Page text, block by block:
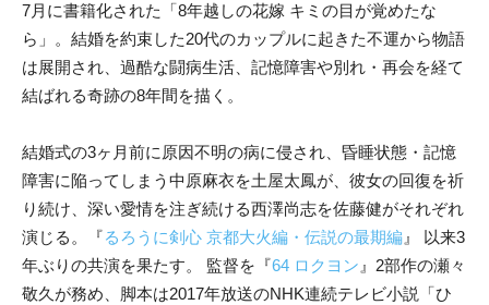
7月に書籍化された「8年越しの花嫁 キミの目が覚めたな
ら」。結婚を約束した20代のカップルに起きた不運から物語
は展開され、過酷な闘病生活、記憶障害や別れ・再会を経て
結ばれる奇跡の8年間を描く。
結婚式の3ヶ月前に原因不明の病に侵され、昏睡状態・記憶
障害に陥ってしまう中原麻衣を土屋太鳳が、彼女の回復を祈
り続け、深い愛情を注ぎ続ける西澤尚志を佐藤健がそれぞれ
演じる。『るろうに剣心 京都大火編・伝説の最期編 』 以来3
年ぶりの共演を果たす。 監督を『64 ロクヨン 』2部作の瀬々
敬久が務め、脚本は2017年放送のNHK連続テレビ小説「ひ